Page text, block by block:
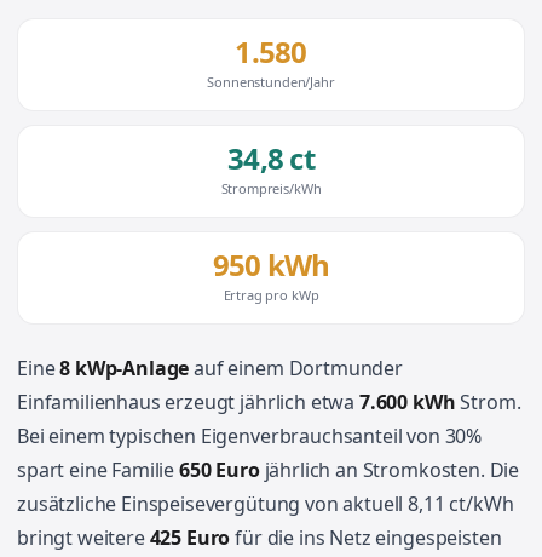
1.580
Sonnenstunden/Jahr
34,8 ct
Strompreis/kWh
950 kWh
Ertrag pro kWp
Eine8 kWp-Anlageauf einem Dortmunder
Einfamilienhaus erzeugt jährlich etwa 7.600 kWhStrom.
Bei einem typischen Eigenverbrauchsanteil von 30%
spart eine Familie650 Eurojährlich an Stromkosten. Die
zusätzliche Einspeisevergütung von aktuell 8,11 ct/kWh
bringt weitere425 Eurofür die ins Netz eingespeisten